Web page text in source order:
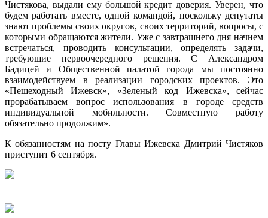
Чистякова, выдали ему большой кредит доверия. Уверен, что
будем работать вместе, одной командой, поскольку депутаты
знают проблемы своих округов, своих территорий, вопросы, с
которыми обращаются жители. Уже с завтрашнего дня начнем
встречаться, проводить консультации, определять задачи,
требующие первоочередного решения. С Александром
Бадицей и Общественной палатой города мы постоянно
взаимодействуем в реализации городских проектов. Это
«Пешеходный Ижевск», «Зеленый код Ижевска», сейчас
прорабатываем вопрос использования в городе средств
индивидуальной мобильности. Совместную работу
обязательно продолжим».
К обязанностям на посту Главы Ижевска Дмитрий Чистяков
приступит 6 сентября.